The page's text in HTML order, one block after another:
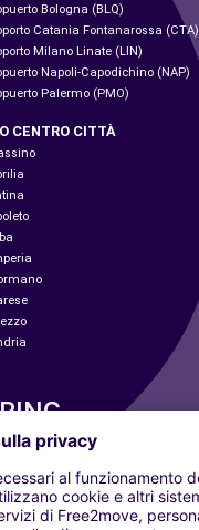
Bologna (BLQ)
Catania Fontanarossa (CTA)
Milano Linate (LIN)
Napoli-Capodichino (NAP)
Palermo (PMO)
CENTRO CITTÀ